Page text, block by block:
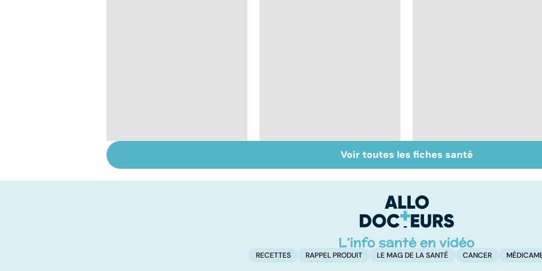
grâce aux plantes
Remèdes naturels :
les trucs de grand-
Ces plantes qui
aident à la digestion
Voir toutes les fiches santé
RECETTES RAPPEL PRODUIT LE MAG DE LA SANTÉ CANCER